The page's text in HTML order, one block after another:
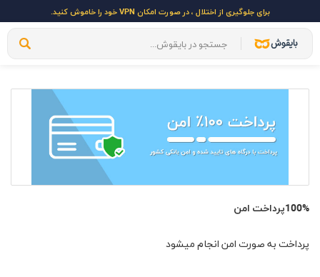
برای جلوگیری از اختلال ، در صورت امکان VPN خود را خاموش کنید.
100%پرداخت امن
پرداخت به صورت امن انجام میشود